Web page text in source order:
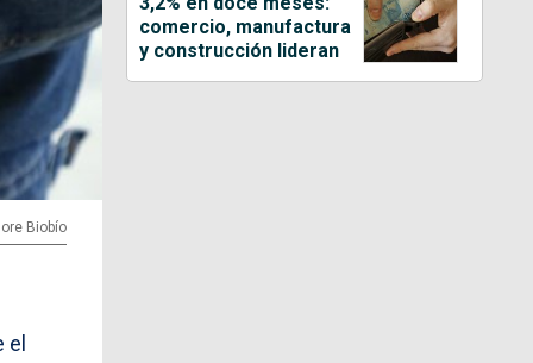
Biobío
el
comercio, manufactura
y construcción lideran